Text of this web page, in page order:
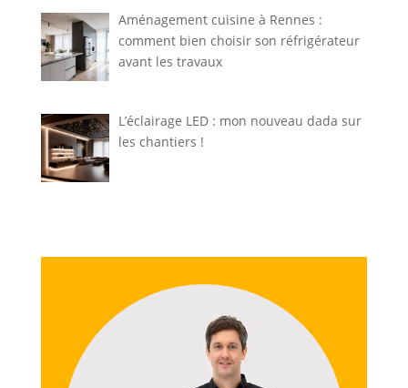
Aménagement cuisine à Rennes :
comment bien choisir son réfrigérateur
avant les travaux
L’éclairage LED : mon nouveau dada sur
les chantiers !